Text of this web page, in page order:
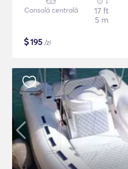
Consolă centrală
17 ft
5 m
$195 /zi